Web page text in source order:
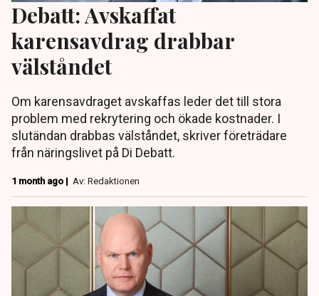
Debatt: Avskaffat
karensavdrag drabbar
välståndet
Om karensavdraget avskaffas leder det till stora
problem med rekrytering och ökade kostnader. I
slutändan drabbas välståndet, skriver företrädare
från näringslivet på Di Debatt.
1 month ago | Av: Redaktionen